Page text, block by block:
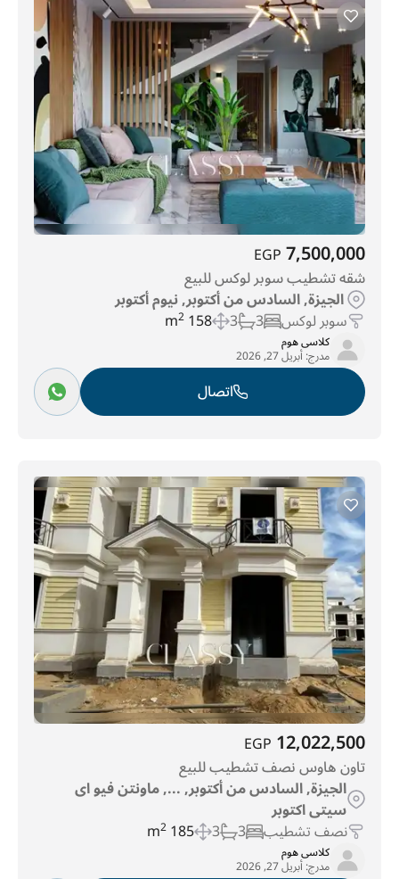
7,500,000
EGP
شقه تشطيب سوبر لوكس للبيع
الجيزة, السادس من أكتوبر, نيوم أكتوبر
سوبر لوكس 3
3
158 m
2
كلاسى هوم
مدرج:أبريل 27, 2026
اتصال
12,022,500
EGP
تاون هاوس نصف تشطيب للبيع
الجيزة, السادس من أكتوبر, ..., ماونتن فيو اى
سيتى اكتوبر
نصف تشطيب 3
3
185 m
2
كلاسى هوم
مدرج:أبريل 27, 2026